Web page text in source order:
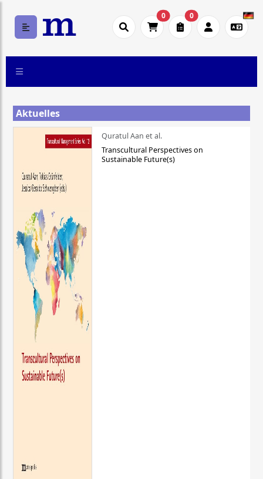
0 0
Aktuelles
Quratul Aan et al.
Transcultural Perspectives on
Sustainable Future(s)